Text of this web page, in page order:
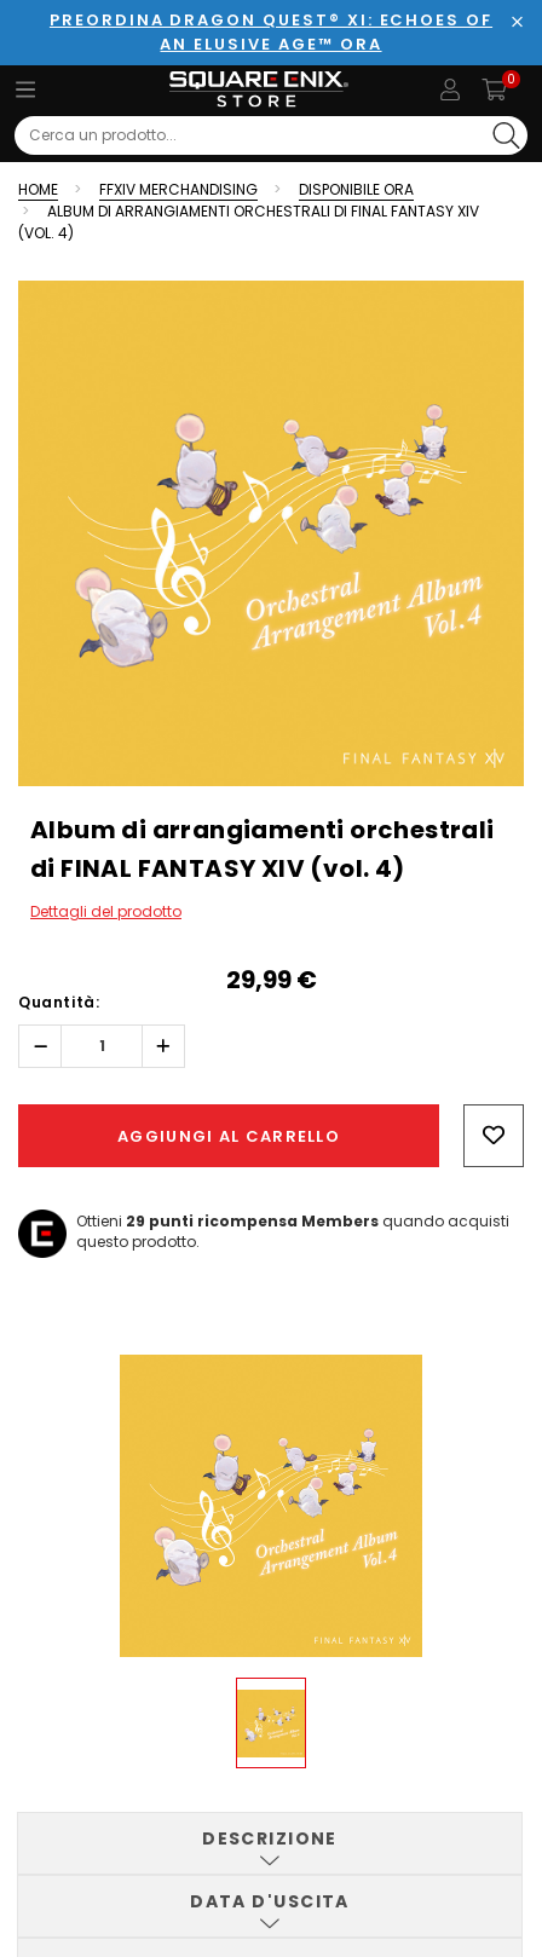
PREORDINA DRAGON QUEST® XI: ECHOES OF
AN ELUSIVE AGE™ ORA
0
Search
HOME FFXIV MERCHANDISING
DISPONIBILE ORA
ALBUM DI ARRANGIAMENTI ORCHESTRALI DI FINAL FANTASY XIV
(VOL. 4)
Album di arrangiamenti orchestrali
di FINAL FANTASY XIV (vol. 4)
Dettagli del prodotto
29,99‎ ‎€
Quantità:
Diminuisci
quantità:
Aumenta
quantità:
AGGIUNGI AL CARRELLO
Ottieni 29 punti ricompensa Membersquando acquisti
questo prodotto.
DESCRIZIONE
DATA D'USCITA